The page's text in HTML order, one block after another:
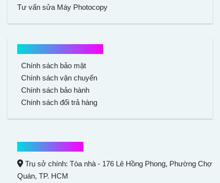
Tư vấn sửa Máy Photocopy
Chính sách bảo mật
Chính sách vận chuyển
Chính sách bảo hành
Chính sách đổi trả hàng
Trụ sở chính: Tòa nhà - 176 Lê Hồng Phong, Phường Chợ
Quán, TP. HCM